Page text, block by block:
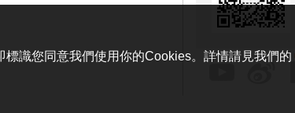
識您同意我們使用你的Cookies。詳情請見我們的